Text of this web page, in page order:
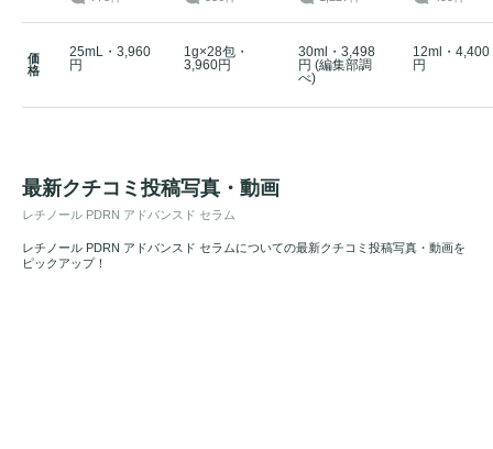
価
格
25mL・3,960
円
1g×28包・
3,960円
30ml・3,498
円 (編集部調
べ)
12ml・4,400
円
最新クチコミ投稿写真・動画
レチノール PDRN アドバンスド セラム
レチノール PDRN アドバンスド セラムについての最新クチコミ投稿写真・動画を
ピックアップ！